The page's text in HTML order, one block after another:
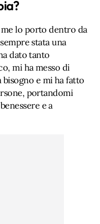
lo porto dentro da
stata una
dato tanto
mi ha messo di
e mi ha fatto
portandomi
e a